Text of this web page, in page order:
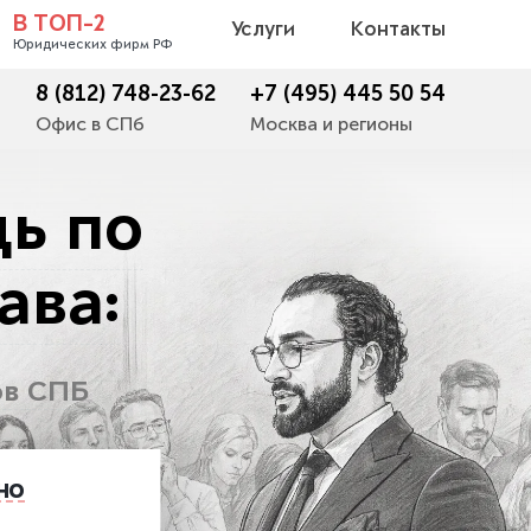
Услуги Контакты
В ТОП-2
Юридических фирм РФ
8 (812) 748-23-62
Офис в СПб
+7 (495) 445 50 54
Москва и регионы
по
СПБ